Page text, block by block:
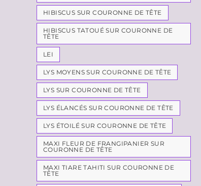
HIBISCUS SUR COURONNE DE TÊTE
HIBISCUS TATOUÉ SUR COURONNE DE
TÊTE
LEI
LYS MOYENS SUR COURONNE DE TÊTE
LYS SUR COURONNE DE TÊTE
LYS ÉLANCÉS SUR COURONNE DE TÊTE
LYS ÉTOILÉ SUR COURONNE DE TÊTE
MAXI FLEUR DE FRANGIPANIER SUR
COURONNE DE TÊTE
MAXI TIARE TAHITI SUR COURONNE DE
TÊTE